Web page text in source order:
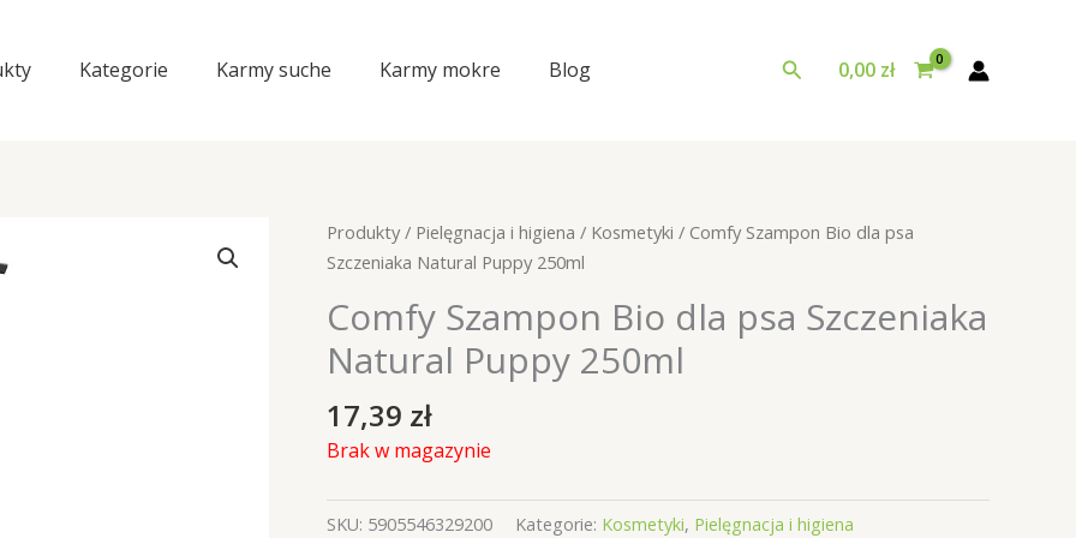
Kategorie Karmy suche Karmy mokre Blog Szukaj0,00 zł
Produkty/ Pielęgnacja i higiena / Kosmetyki / Comfy Szampon Bio dla psa
Szczeniaka Natural Puppy 250ml
Comfy Szampon Bio dla psa Szczeniaka
Natural Puppy 250ml
17,39 zł
Brak w magazynie
SKU: 5905546329200 Kategorie: Kosmetyki, Pielęgnacja i higiena